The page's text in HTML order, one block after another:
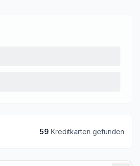
59 Kreditkarten gefunden